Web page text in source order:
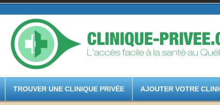
TROUVER UNE CLINIQUE PRIVÉE AJOUTER VOTRE